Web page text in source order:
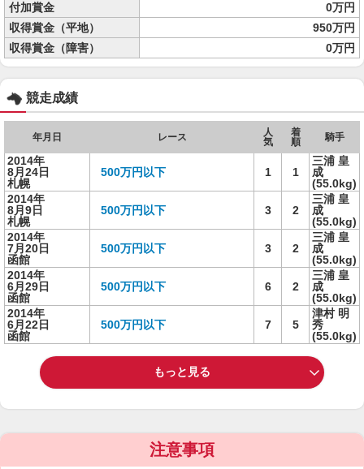
付加賞金
0万円
収得賞金（平地）
950万円
収得賞金（障害）
0万円
競走成績
年月日 レース
人
気
着
順
騎手
2014年
8月24日
札幌
500万円以下 1 1
三浦 皇
成
(55.0kg)
2014年
8月9日
札幌
500万円以下 3 2
三浦 皇
成
(55.0kg)
2014年
7月20日
函館
500万円以下 3 2
三浦 皇
成
(55.0kg)
2014年
6月29日
函館
500万円以下 6 2
三浦 皇
成
(55.0kg)
2014年
6月22日
函館
500万円以下 7 5
津村 明
秀
(55.0kg)
もっと見る
注意事項